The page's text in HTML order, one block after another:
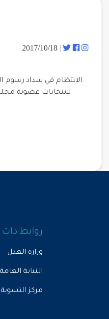
| 2017/10/18
.الانتظام في سداد رسوم
لانتخابات عضوية مجلس
روابط ذات
وزارة العدل
النيابة العامة
مركز التسوية